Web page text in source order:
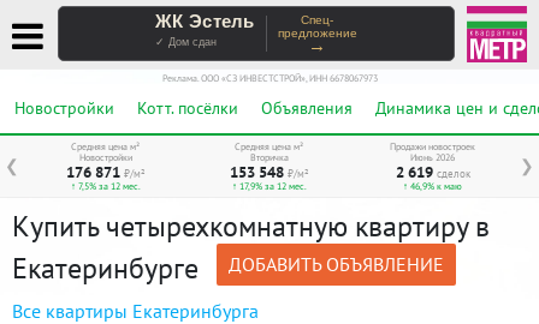
ЖК Эстель
✓ Дом сдан
Спец-
предложение
→
Реклама. ООО «СЗ ИНВЕСТСТРОЙ», ИНН 6678067973
Новостройки Котт. посёлки Объявления Динамика цен и
❮ ❯
Средняя цена м²
Новостройки
176 871 ₽/м²
↑ 7,5% за 12 мес.
Средняя цена м²
Вторичка
153 548 ₽/м²
↑ 17,9% за 12 мес.
Продажи новостроек
Июнь 2026
2 619 сделок
↑ 46,9% к маю
Купить четырехкомнатную квартиру в
Екатеринбурге
ДОБАВИТЬ ОБЪЯВЛЕНИЕ
Все квартиры Екатеринбурга